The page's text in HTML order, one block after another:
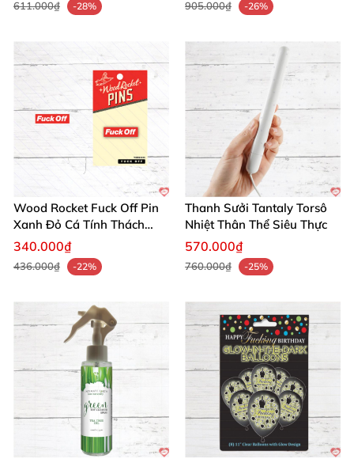
611.000₫ -28% 905.000₫ -26%
Wood Rocket Fuck Off Pin
Xanh Đỏ Cá Tính Thách
Thức
340.000₫
436.000₫ -22%
Thanh Sưởi Tantaly Torsô
Nhiệt Thân Thể Siêu Thực
570.000₫
760.000₫ -25%